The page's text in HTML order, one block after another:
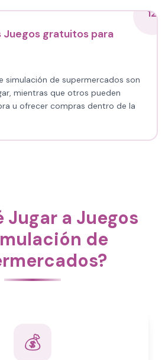
12
Juegos gratuitos para
simulación de supermercados son
mientras que otros pueden
u ofrecer compras dentro de la
Jugar a Juegos
de
💰